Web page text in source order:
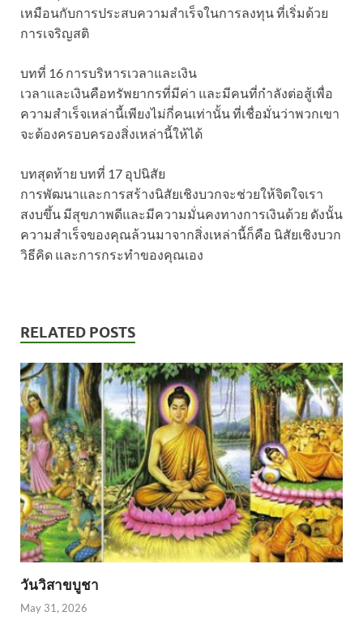
เหมือนกับการประสบความสำเร็จในการลงทุน ที่เริ่มด้วย
การเจริญสติ
บทที่ 16 การบริหารเวลาและเงิน
เวลาและเงินคือทรัพยากรที่มีค่า และมีคนที่กำลังต่อสู้เพื่อ
ความสำเร็จเหล่านี้เพียงไม่กี่คนเท่านั้น ที่เชื่อมั่นว่าพวกเขา
จะต้องครอบครองสิ่งเหล่านี้ให้ได้
บทสุดท้าย บทที่ 17 อุปนิสัย
การพัฒนาและการสร้างนิสัยเชิงบวกจะช่วยให้จิตใจเรา
สงบขึ้น มีสุขภาพดีและมีความมั่นคงทางการเงินด้วย ดังนั้น
ความสำเร็จของคุณล้วนมาจากสิ่งเหล่านี้ก็คือ นิสัยเชิงบวก
วิธีคิด และการกระทำของคุณเอง
RELATED POSTS
วันวิสาขบูชา
May 31, 2026